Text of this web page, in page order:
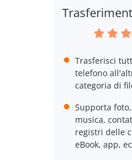
Trasferisci
telefono
categoria di
Supporta
musica,
registri delle
eBook, app,